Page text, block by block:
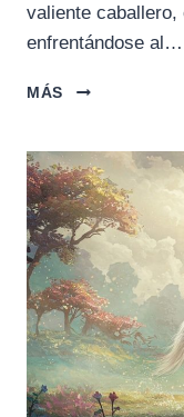
valiente caballero,
enfrentándose al…
MÁS
LA
JORGE
Y
EL
DRAGÓN